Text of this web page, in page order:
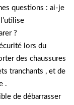
questions : ai-je
?
lors du
des chaussures
tranchants , et de
.
de débarrasser